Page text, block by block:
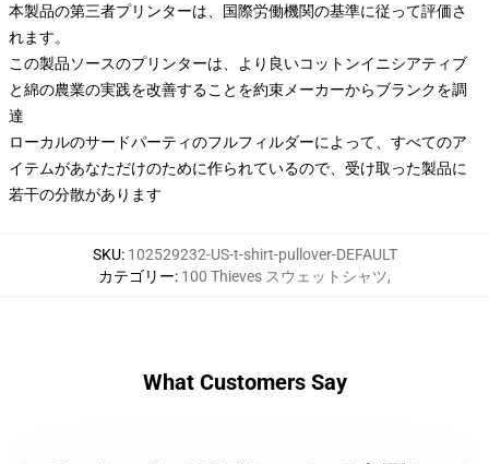
本製品の第三者プリンターは、国際労働機関の基準に従って評価さ
れます。
この製品ソースのプリンターは、より良いコットンイニシアティブ
と綿の農業の実践を改善することを約束メーカーからブランクを調
達
ローカルのサードパーティのフルフィルダーによって、すべてのア
イテムがあなただけのために作られているので、受け取った製品に
若干の分散があります
SKU: 102529232-US-t-shirt-pullover-DEFAULT
カテゴリー: 100 Thieves スウェットシャツ,
What Customers Say